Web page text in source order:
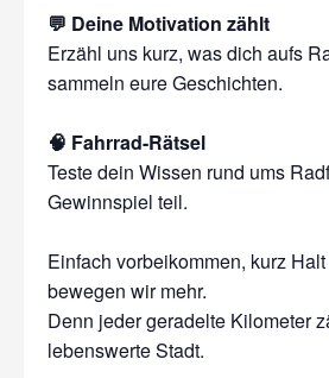
💬 Deine Motivation zählt
Erzähl uns kurz, was dich aufs
sammeln eure Geschichten.
🧠 Fahrrad-Rätsel
Teste dein Wissen rund ums
Gewinnspiel teil.
Einfach vorbeikommen, kurz
bewegen wir mehr.
Denn jeder geradelte Kilometer